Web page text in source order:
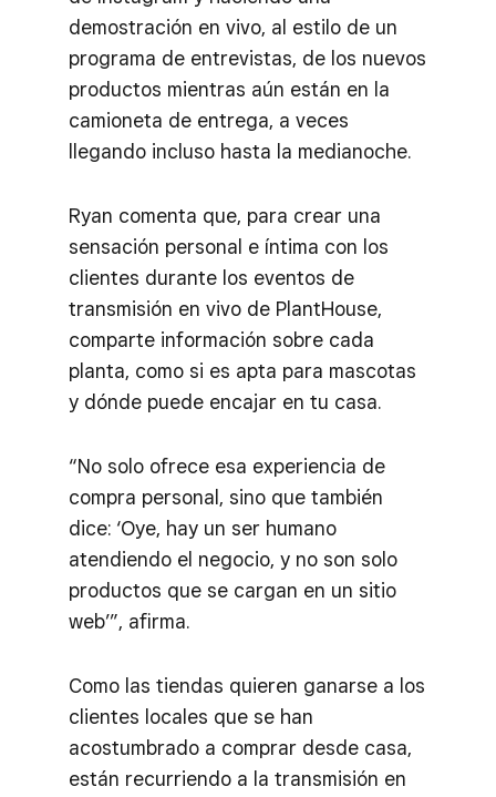
demostración en vivo, al estilo de un
programa de entrevistas, de los nuevos
productos mientras aún están en la
camioneta de entrega, a veces
llegando incluso hasta la medianoche.
Ryan comenta que, para crear una
sensación personal e íntima con los
clientes durante los eventos de
transmisión en vivo de PlantHouse,
comparte información sobre cada
planta, como si es apta para mascotas
y dónde puede encajar en tu casa.
“No solo ofrece esa experiencia de
compra personal, sino que también
dice: ‘Oye, hay un ser humano
atendiendo el negocio, y no son solo
productos que se cargan en un sitio
web’”, afirma.
Como las tiendas quieren ganarse a los
clientes locales que se han
acostumbrado a comprar desde casa,
están recurriendo a la transmisión en